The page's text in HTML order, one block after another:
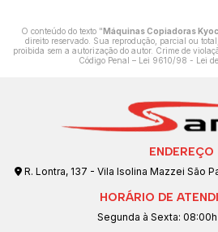
O conteúdo do texto "Máquinas Copiadoras
direito reservado. Sua reprodução, parcial ou
proibida sem a autorização do autor. Crime de
Código Penal – Lei 9610/98 - Lei
ENDEREÇO
R. Lontra, 137 - Vila Isolina Mazzei São
HORÁRIO DE
Segunda à Sexta: